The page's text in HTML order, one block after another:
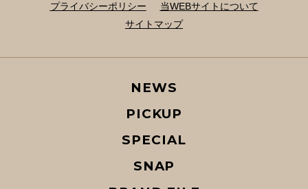
プライバシーポリシー
当WEBサイトについて
サイトマップ
NEWS
PICKUP
SPECIAL
SNAP